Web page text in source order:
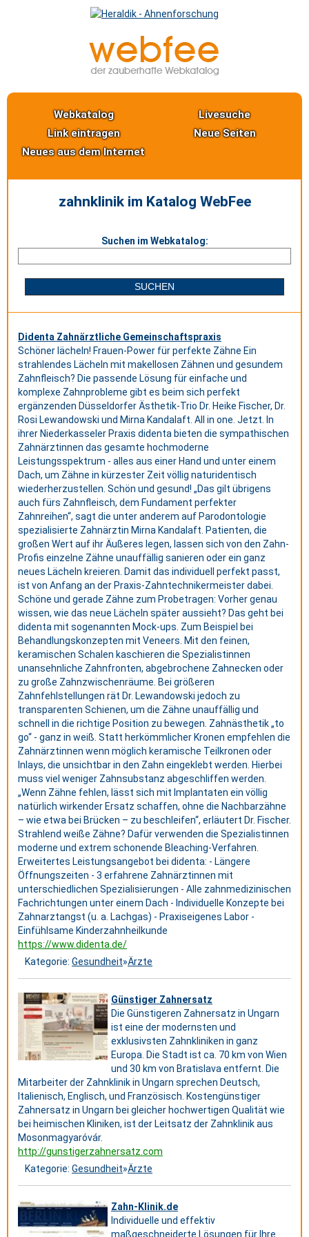
Webkatalog
Livesuche
Link eintragen
Neue Seiten
Neues aus dem Internet
zahnklinik im Katalog WebFee
Suchen im Webkatalog:
Didenta Zahnärztliche Gemeinschaftspraxis
Schöner lächeln! Frauen-Power für perfekte Zähne Ein
strahlendes Lächeln mit makellosen Zähnen und gesundem
Zahnfleisch? Die passende Lösung für einfache und
komplexe Zahnprobleme gibt es beim sich perfekt
ergänzenden Düsseldorfer Ästhetik-Trio Dr. Heike Fischer, Dr.
Rosi Lewandowski und Mirna Kandalaft. All in one. Jetzt. In
ihrer Niederkasseler Praxis didenta bieten die sympathischen
Zahnärztinnen das gesamte hochmoderne
Leistungsspektrum - alles aus einer Hand und unter einem
Dach, um Zähne in kürzester Zeit völlig naturidentisch
wiederherzustellen. Schön und gesund! „Das gilt übrigens
auch fürs Zahnfleisch, dem Fundament perfekter
Zahnreihen“, sagt die unter anderem auf Parodontologie
spezialisierte Zahnärztin Mirna Kandalaft. Patienten, die
großen Wert auf ihr Äußeres legen, lassen sich von den Zahn-
Profis einzelne Zähne unauffällig sanieren oder ein ganz
neues Lächeln kreieren. Damit das individuell perfekt passt,
ist von Anfang an der Praxis-Zahntechnikermeister dabei.
Schöne und gerade Zähne zum Probetragen: Vorher genau
wissen, wie das neue Lächeln später aussieht? Das geht bei
didenta mit sogenannten Mock-ups. Zum Beispiel bei
Behandlungskonzepten mit Veneers. Mit den feinen,
keramischen Schalen kaschieren die Spezialistinnen
unansehnliche Zahnfronten, abgebrochene Zahnecken oder
zu große Zahnzwischenräume. Bei größeren
Zahnfehlstellungen rät Dr. Lewandowski jedoch zu
transparenten Schienen, um die Zähne unauffällig und
schnell in die richtige Position zu bewegen. Zahnästhetik „to
go“ - ganz in weiß. Statt herkömmlicher Kronen empfehlen die
Zahnärztinnen wenn möglich keramische Teilkronen oder
Inlays, die unsichtbar in den Zahn eingeklebt werden. Hierbei
muss viel weniger Zahnsubstanz abgeschliffen werden.
„Wenn Zähne fehlen, lässt sich mit Implantaten ein völlig
natürlich wirkender Ersatz schaffen, ohne die Nachbarzähne
– wie etwa bei Brücken – zu beschleifen“, erläutert Dr. Fischer.
Strahlend weiße Zähne? Dafür verwenden die Spezialistinnen
moderne und extrem schonende Bleaching-Verfahren.
Erweitertes Leistungsangebot bei didenta: - Längere
Öffnungszeiten - 3 erfahrene Zahnärztinnen mit
unterschiedlichen Spezialisierungen - Alle zahnmedizinischen
Fachrichtungen unter einem Dach - Individuelle Konzepte bei
Zahnarztangst (u. a. Lachgas) - Praxiseigenes Labor -
Einfühlsame Kinderzahnheilkunde
https://www.didenta.de/
Kategorie: Gesundheit»Ärzte
Günstiger Zahnersatz
Die Günstigeren Zahnersatz in Ungarn
ist eine der modernsten und
exklusivsten Zahnkliniken in ganz
Europa. Die Stadt ist ca. 70 km von Wien
und 30 km von Bratislava entfernt. Die
Mitarbeiter der Zahnklinik in Ungarn sprechen Deutsch,
Italienisch, Englisch, und Französisch. Kostengünstiger
Zahnersatz in Ungarn bei gleicher hochwertigen Qualität wie
bei heimischen Kliniken, ist der Leitsatz der Zahnklinik aus
Mosonmagyaróvár.
http://gunstigerzahnersatz.com
Kategorie: Gesundheit»Ärzte
Zahn-Klinik.de
Individuelle und effektiv
maßgeschneiderte Lösungen für Ihre